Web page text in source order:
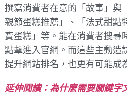
撰寫消費者在意的「故事」與
親節蛋糕推薦」、「法式甜點
寶蛋糕」等。能在消費者搜尋
點擊進入官網。而這些主動造
提升網站排名，也更有可能成
延伸閱讀：為什麼需要關鍵字